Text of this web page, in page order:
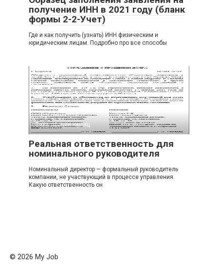
получение ИНН в 2021 году (бланк
формы 2-2-Учет)
Где и как получить (узнать) ИНН физическим и
юридическим лицам. Подробно про все способы
Регистрация юрлиц
Реальная ответственность для
номинального руководителя
Номинальный директор — формальный руководитель
компании, не участвующий в процессе управления.
Какую ответственность он
© 2026 My Job